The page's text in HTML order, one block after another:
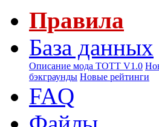
Правила
База данных
Описание мода ТОТТ V1.0
бэкграунды Новые рейтинги
FAQ